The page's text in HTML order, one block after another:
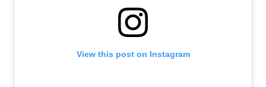
View this post on Instagram